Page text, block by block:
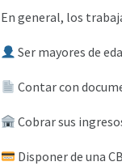
En general, los
Ser mayores de
Contar con
Cobrar sus
Disponer de una